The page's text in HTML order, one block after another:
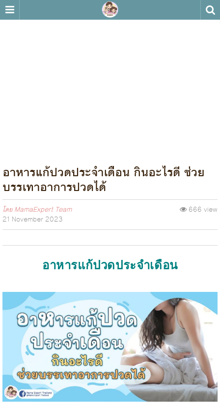
อาหารแก้ปวดประจำเดือน กินอะไรดี ช่วย
บรรเทาอาการปวดได้
โดยMamaExpert Team
21 November 2023
666 view
อาหารแก้ปวดประจำเดือน